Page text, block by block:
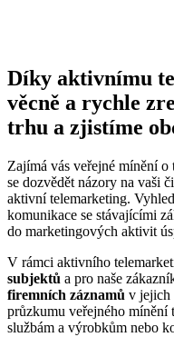
Díky aktivnímu
věcně a rychle
trhu a zjistíme
Zajímá vás veřejné mínění o
se dozvědět názory na vaši
aktivní telemarketing.
komunikace se stávajícími
do marketingových aktivit
V rámci aktivního
subjektů a pro naše
firemních záznamů v jejich
průzkumu veřejného
službám a výrobkům nebo